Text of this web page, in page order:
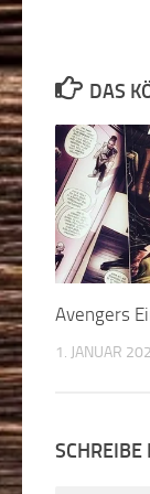
DAS
Avengers
1. JANUAR